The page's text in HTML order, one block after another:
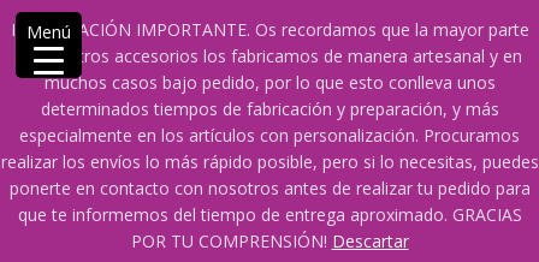
INFORMACIÓN IMPORTANTE. Os recordamos que la mayor parte
de nuestros accesorios los fabricamos de manera artesanal y en
muchos casos bajo pedido, por lo que esto conlleva unos
determinados tiempos de fabricación y preparación, y más
especialmente en los artículos con personalización. Procuramos
realizar los envíos lo más rápido posible, pero si lo necesitas, puedes
ponerte en contacto con nosotros antes de realizar tu pedido para
que te informemos del tiempo de entrega aproximado. GRACIAS
POR TU COMPRENSIÓN! Descartar
Saltar
contenido
609241475 SOLO DE 10:00 a 14:00
info@hobbyaescala.com
San Fernando de Henares
10:00 - 14:00
Mi cuenta
0 0
Menú